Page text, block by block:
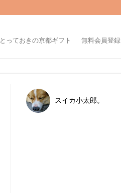
とっておきの京都ギフト 無料会員登録
スイカ小太郎。